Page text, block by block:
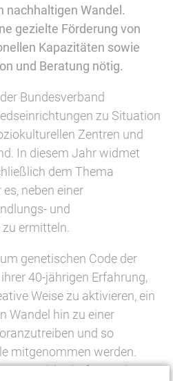
nachhaltigen Wandel.
gezielte Förderung von
Kapazitäten sowie
und Beratung nötig.
Bundesverband
zu Situation
Zentren und
In diesem Jahr widmet
dem Thema
neben einer
und
ermitteln.
genetischen Code der
40-jährigen Erfahrung,
Weise zu aktivieren, ein
Wandel hin zu einer
und so
mitgenommen werden.
bedarfsgerechte